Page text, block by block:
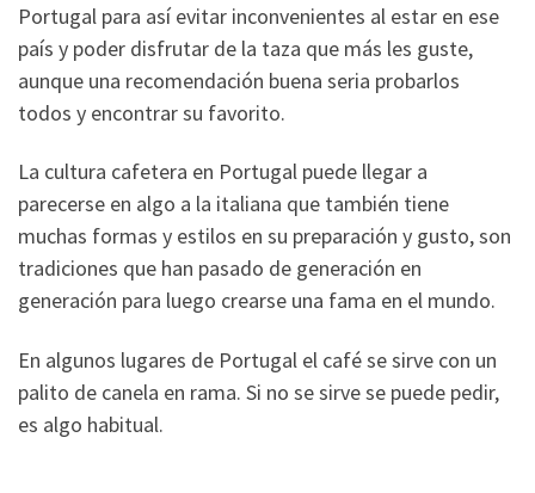
Portugal para así evitar inconvenientes al estar en ese
país y poder disfrutar de la taza que más les guste,
aunque una recomendación buena seria probarlos
todos y encontrar su favorito.
La cultura cafetera en Portugal puede llegar a
parecerse en algo a la italiana que también tiene
muchas formas y estilos en su preparación y gusto, son
tradiciones que han pasado de generación en
generación para luego crearse una fama en el mundo.
En algunos lugares de Portugal el café se sirve con un
palito de canela en rama. Si no se sirve se puede pedir,
es algo habitual.